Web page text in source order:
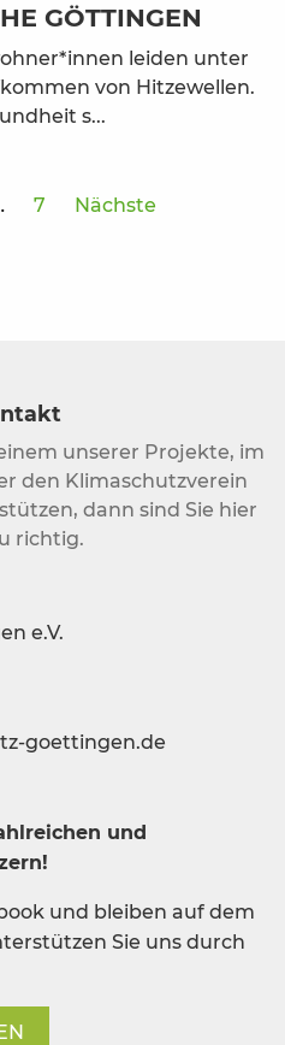
GÖTTINGEN
leiden unter
von Hitzewellen.
s...
7 Nächste
unserer Projekte, im
den Klimaschutzverein
dann sind Sie hier
richtig.
e.V.
goettingen.de
und
und bleiben auf dem
Sie uns durch